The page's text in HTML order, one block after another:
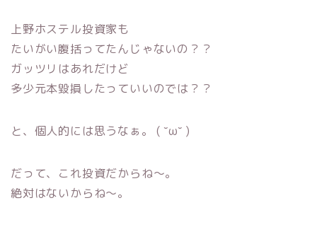
上野ホステル投資家も
たいがい腹括ってたんじゃないの？？
ガッツリはあれだけど
多少元本毀損したっていいのでは？？
と、個人的には思うなぁ。 ( ˘ω˘ )
だって、これ投資だからね〜。
絶対はないからね〜。